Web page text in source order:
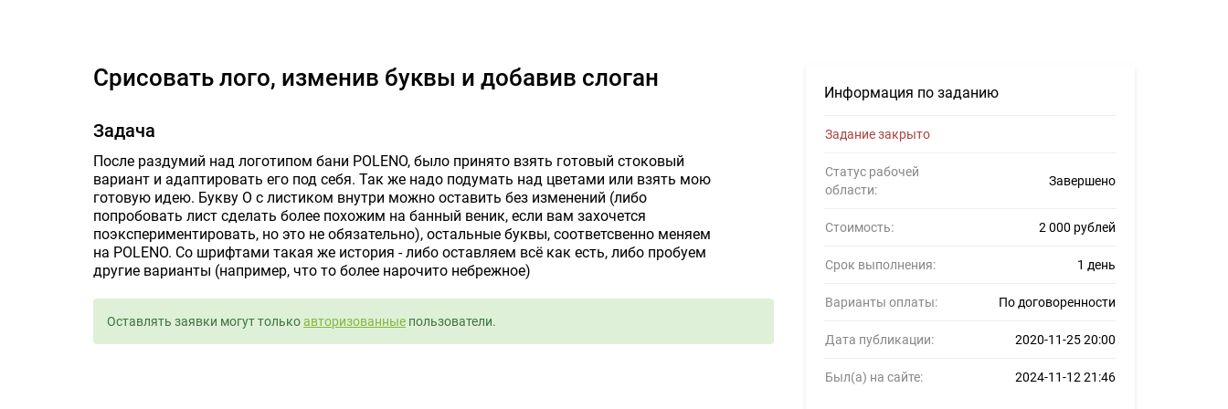
Информация по заданию
Задание закрыто
Статус рабочей
области:
Завершено
Стоимость: 2 000 рублей
Срок выполнения: 1 день
Варианты оплаты: По договоренности
Дата публикации: 2020-11-25 20:00
Был(а) на сайте: 2024-11-12 21:46
Срисовать лого, изменив буквы и добавив слоган
Задача
После раздумий над логотипом бани POLENO, было принято взять готовый стоковый
вариант и адаптировать его под себя. Так же надо подумать над цветами или взять мою
готовую идею. Букву О с листиком внутри можно оставить без изменений (либо
попробовать лист сделать более похожим на банный веник, если вам захочется
поэкспериментировать, но это не обязательно), остальные буквы, соответсвенно меняем
на POLENO. Со шрифтами такая же история - либо оставляем всё как есть, либо пробуем
другие варианты (например, что то более нарочито небрежное)
Оставлять заявки могут толькоавторизованные пользователи.